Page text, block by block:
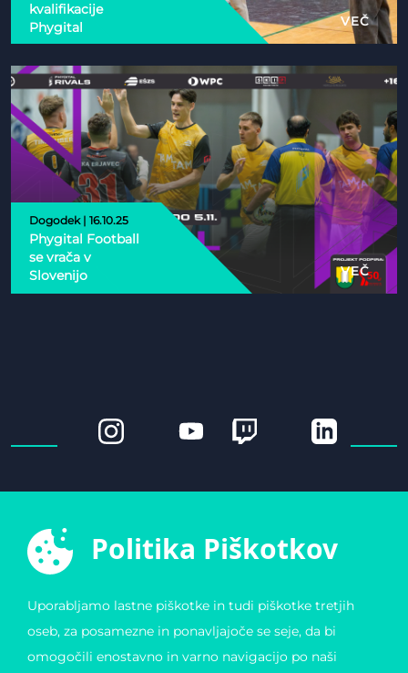
kvalifikacije
Phygital
VEČ
Dogodek | 16.10.25
Phygital Football
se vrača v
Slovenijo
VEČ
Zvezda 19
1000 Ljubljana
Slovenija
Matična številka:
4123026000
Davčna številka: 11823739
Varstvo osebnih
podatkov
Pogoji uporabe
Politika Piškotkov
Uporabljamo lastne piškotke in tudi piškotke tretjih
oseb, za posamezne in ponavljajoče se seje, da bi
omogočili enostavno in varno navigacijo po naši